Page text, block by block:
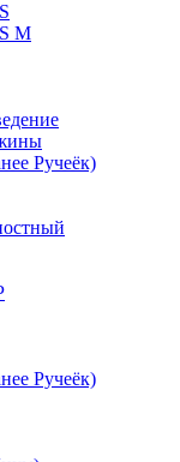
M
Ручеёк)
Ручеёк)